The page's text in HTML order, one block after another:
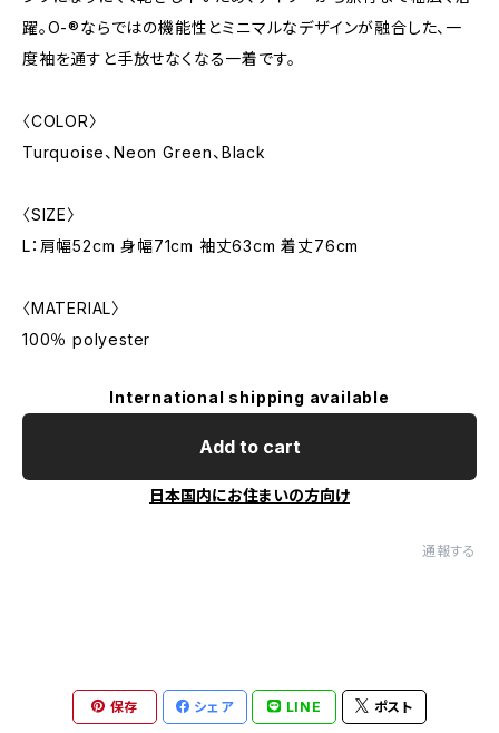
躍。O-®︎ならではの機能性とミニマルなデザインが融合した、一
度袖を通すと手放せなくなる一着です。
〈COLOR〉
Turquoise、Neon Green、Black
〈SIZE〉
L：肩幅52cm 身幅71cm 袖丈63cm 着丈76cm
〈MATERIAL〉
100％ polyester
International shipping available
Add to cart
日本国内にお住まいの方向け
通報する
保存 シェア LINE ポスト